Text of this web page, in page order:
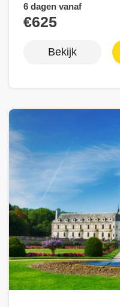
6 dagen vanaf
€625
Bekijk